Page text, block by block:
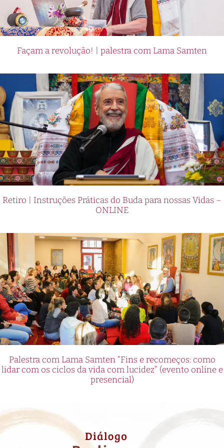
Façam a revolução! | palestra com Lama Samten
Retiro | Instruções Práticas do Buda para nossas Vidas –
ONLINE
Palestra com Lama Samten “Fins e recomeços: como
lidar com os ciclos da vida com lucidez” (evento online e
presencial)